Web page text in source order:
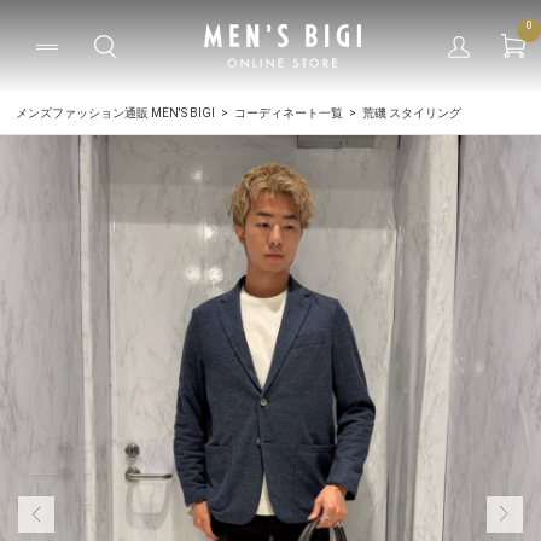
0
メンズファッション通販 MEN'S BIGI コーディネート一覧 荒磯 スタイリング